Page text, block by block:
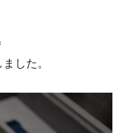
した。